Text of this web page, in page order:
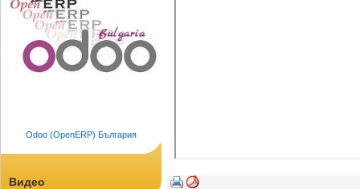
Odoo (OpenERP) България
Видео